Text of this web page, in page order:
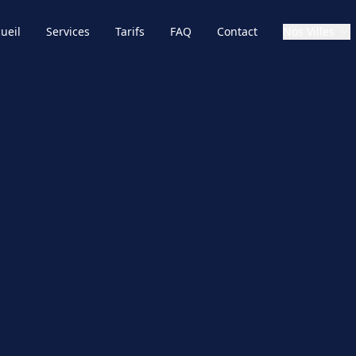
Services Tarifs FAQ Contact